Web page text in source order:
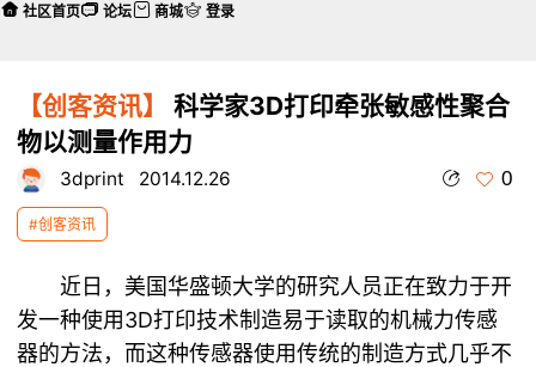
【创客资讯】
科学家3D打印牵张敏感性聚合
物以测量作用力
3dprint 2014.12.26 0
#创客资讯
近日，美国华盛顿大学的研究人员正在致力于开
发一种使用3D打印技术制造易于读取的机械力传感
器的方法，而这种传感器使用传统的制造方式几乎不
社区首页 论坛 商城 登录